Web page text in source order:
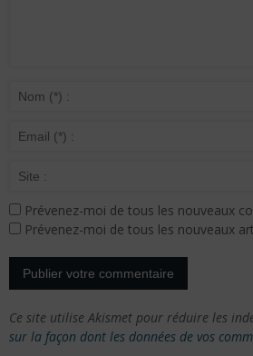
Prévenez-moi de tous les nouveaux
Prévenez-moi de tous les nouveaux
Ce site utilise Akismet pour réduire les
sur la façon dont les données de vos